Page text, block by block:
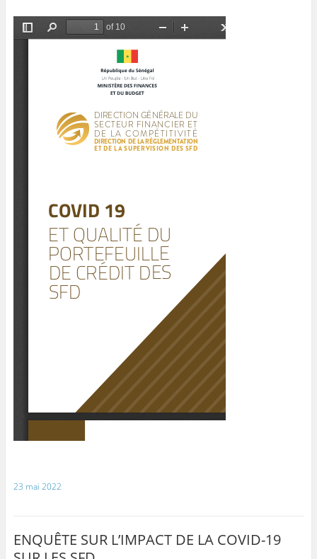
23 mai 2022
ENQUÊTE SUR L’IMPACT DE LA COVID-19